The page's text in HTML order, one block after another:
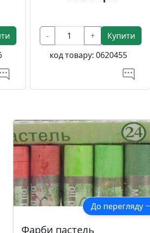
- +
Купити
код товару: 0620455
До перегляду
Фарби пастель